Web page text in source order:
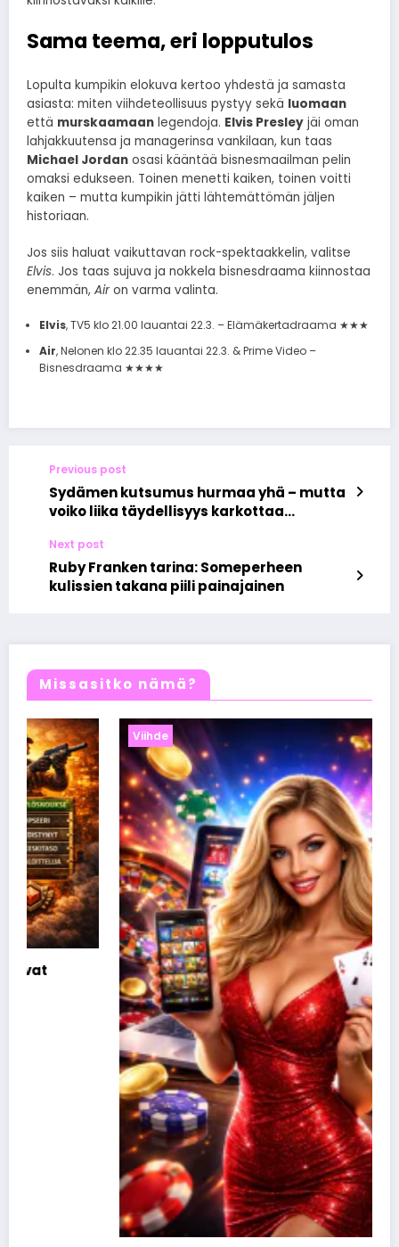
Sama teema, eri lopputulos
Lopulta kumpikin elokuva kertoo yhdestä ja samasta
asiasta: miten viihdeteollisuus pystyy sekä luomaan
että murskaamaan legendoja. Elvis Presley jäi oman
lahjakkuutensa ja managerinsa vankilaan, kun taas
Michael Jordan osasi kääntää bisnesmaailman pelin
omaksi edukseen. Toinen menetti kaiken, toinen voitti
kaiken – mutta kumpikin jätti lähtemättömän jäljen
historiaan.
Jos siis haluat vaikuttavan rock-spektaakkelin, valitse
Elvis. Jos taas sujuva ja nokkela bisnesdraama kiinnostaa
enemmän, Airon varma valinta.
Elvis, TV5 klo 21.00 lauantai 22.3. – Elämäkertadraama ★★★
Air, Nelonen klo 22.35 lauantai 22.3. & Prime Video –
Bisnesdraama ★★★★
Previous post
Sydämen kutsumus hurmaa yhä – mutta
voiko liika täydellisyys karkottaa
Next post
Ruby Franken tarina: Someperheen
kulissien takana piili painajainen
Missasitko nämä?
Viihde